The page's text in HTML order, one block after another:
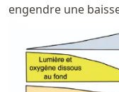
engendre une